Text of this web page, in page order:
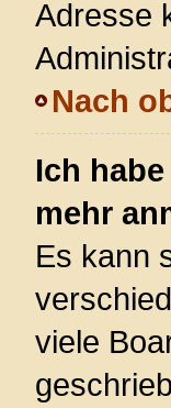
Adresse
Nach
Ich
mehr
Es kann
viele